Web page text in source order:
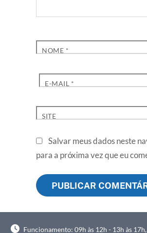
NOME *
E-MAIL *
SITE
Salvar meus dados neste
para a próxima vez que eu
Funcionamento: 09h às 12h - 13h às